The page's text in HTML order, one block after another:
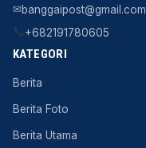
✉banggaipost@gmail.com
+682191780605
KATEGORI
Berita
Berita Foto
Berita Utama